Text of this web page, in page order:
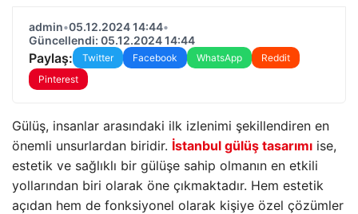
admin•05.12.2024 14:44•
Güncellendi: 05.12.2024 14:44
Paylaş: Twitter Facebook WhatsApp
Reddit
Pinterest
Gülüş, insanlar arasındaki ilk izlenimi şekillendiren en
önemli unsurlardan biridir. İstanbul gülüş tasarımı ise,
estetik ve sağlıklı bir gülüşe sahip olmanın en etkili
yollarından biri olarak öne çıkmaktadır. Hem estetik
açıdan hem de fonksiyonel olarak kişiye özel çözümler